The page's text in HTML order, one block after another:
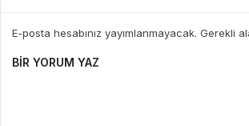
E-posta hesabınız yayımlanmayacak. Gerekli
BIR YORUM YAZ